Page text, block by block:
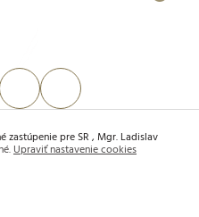
zastúpenie pre SR , Mgr. Ladislav
Upraviť nastavenie cookies